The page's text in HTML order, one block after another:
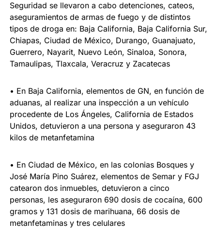
Seguridad se llevaron a cabo detenciones, cateos,
aseguramientos de armas de fuego y de distintos
tipos de droga en: Baja California, Baja California Sur,
Chiapas, Ciudad de México, Durango, Guanajuato,
Guerrero, Nayarit, Nuevo León, Sinaloa, Sonora,
Tamaulipas, Tlaxcala, Veracruz y Zacatecas
• En Baja California, elementos de GN, en función de
aduanas, al realizar una inspección a un vehículo
procedente de Los Ángeles, California de Estados
Unidos, detuvieron a una persona y aseguraron 43
kilos de metanfetamina
• En Ciudad de México, en las colonias Bosques y
José María Pino Suárez, elementos de Semar y FGJ
catearon dos inmuebles, detuvieron a cinco
personas, les aseguraron 690 dosis de cocaína, 600
gramos y 131 dosis de marihuana, 66 dosis de
metanfetaminas y tres celulares